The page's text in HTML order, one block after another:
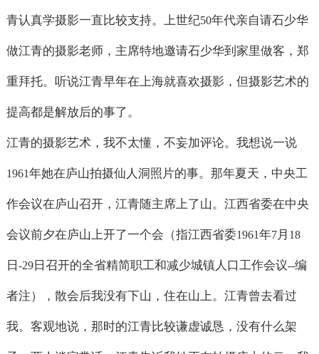
青认真学摄影一直比较支持。上世纪50年代亲自请石少华
做江青的摄影老师，主席特地邀请石少华到家里做客，郑
重拜托。听说江青早年在上海就喜欢摄影，但摄影艺术的
提高都是解放后的事了。
江青的摄影艺术，我不太懂，不妄加评论。我想说一说
1961年她在庐山拍摄仙人洞照片的事。那年夏天，中央工
作会议在庐山召开，江青随主席上了山。江西省委在中央
会议前夕在庐山上开了一个会（指江西省委1961年7月 18
日 -29日召开的全省精简职工和减少城镇人口工作会议--编
者注），散会后我没有下山，住在山上。江青曾去看过
我。客观地说，那时的江青比较谦虚诚恳，没有什么架